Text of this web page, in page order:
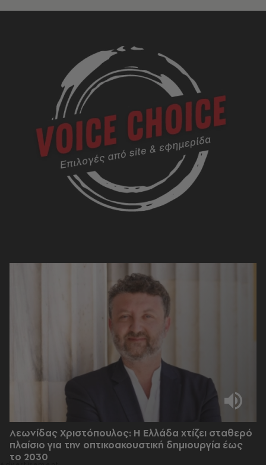
Λεωνίδας Χριστόπουλος: Η Ελλάδα χτίζει σταθερό
πλαίσιο για την οπτικοακουστική δημιουργία έως
το 2030